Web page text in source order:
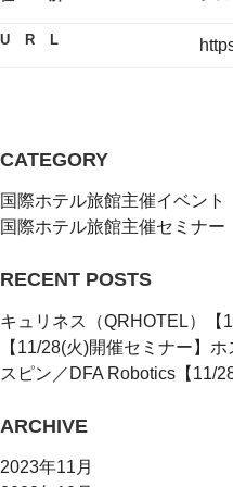
U R L
CATEGORY
国際ホテル旅館主催イベント
国際ホテル旅館主催セミナー
RECENT POSTS
キュリネス（QRHOTEL）【
【11/28(火)開催セミナー】
スピン／DFA Robotics【11/
ARCHIVE
2023年11月